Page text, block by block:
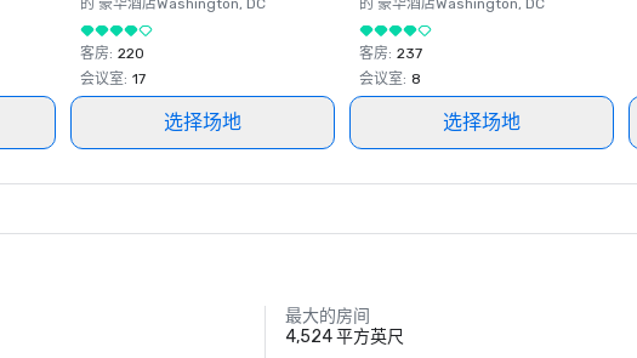
的 豪华酒店Washington, DC
客房: 220
会议室: 17
选择场地
的 豪华酒店Washington, DC
客房: 237
会议室: 8
选择场地
最大的房间
4,524 平方英尺